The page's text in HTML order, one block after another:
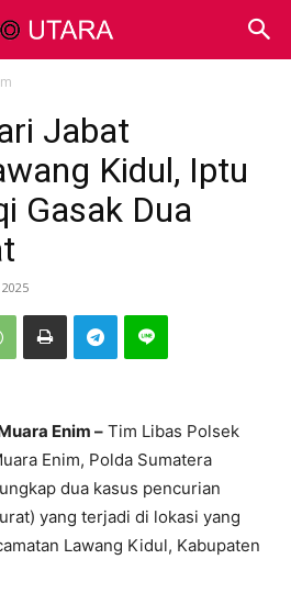
Jabat
Kidul, Iptu
Gasak Dua
Enim – Tim Libas Polsek
Enim, Polda Sumatera
dua kasus pencurian
yang terjadi di lokasi yang
Lawang Kidul, Kabupaten